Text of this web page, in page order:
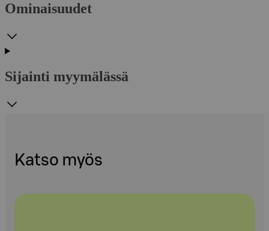
Ominaisuudet
Sijainti myymälässä
Katso myös